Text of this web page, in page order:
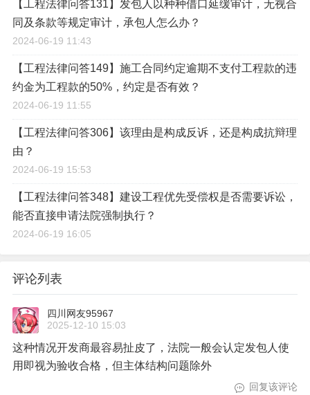
【工程法律问答131】发包人以种种借口延缓审计，无视合
同及条款等规定审计，承包人怎么办？
2024-06-19 11:43
【工程法律问答149】施工合同约定逾期不支付工程款的违
约金为工程款的50%，约定是否有效？
2024-06-19 11:55
【工程法律问答306】该理由是构成反诉，还是构成抗辩理
由？
2024-06-19 15:53
【工程法律问答348】建设工程优先受偿权是否需要诉讼，
能否直接申请法院强制执行？
2024-06-19 16:05
评论列表
四川网友95967
2025-12-10 15:03
这种情况开发商最容易扯皮了，法院一般会认定发包人使
用即视为验收合格，但主体结构问题除外
回复该评论